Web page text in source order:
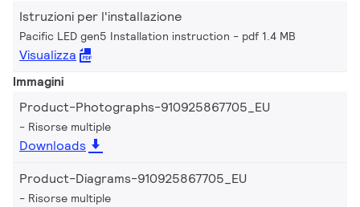
Istruzioni per l'installazione
Pacific LED gen5 Installation instruction pdf 1.4 MB
Visualizza
Immagini
Product-Photographs-910925867705_EU
Risorse multiple
Downloads
Product-Diagrams-910925867705_EU
Risorse multiple